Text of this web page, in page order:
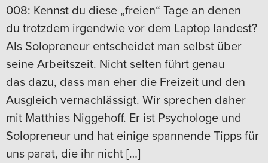
008: Kennst du diese „freien“ Tage an denen
du trotzdem irgendwie vor dem Laptop landest?
Als Solopreneur entscheidet man selbst über
seine Arbeitszeit. Nicht selten führt genau
das dazu, dass man eher die Freizeit und den
Ausgleich vernachlässigt. Wir sprechen daher
mit Matthias Niggehoff. Er ist Psychologe und
Solopreneur und hat einige spannende Tipps für
uns parat, die ihr nicht […]